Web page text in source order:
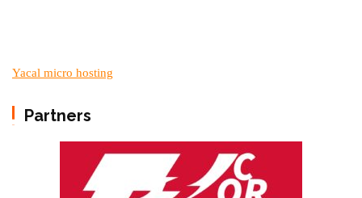
Yacal micro hosting
Partners